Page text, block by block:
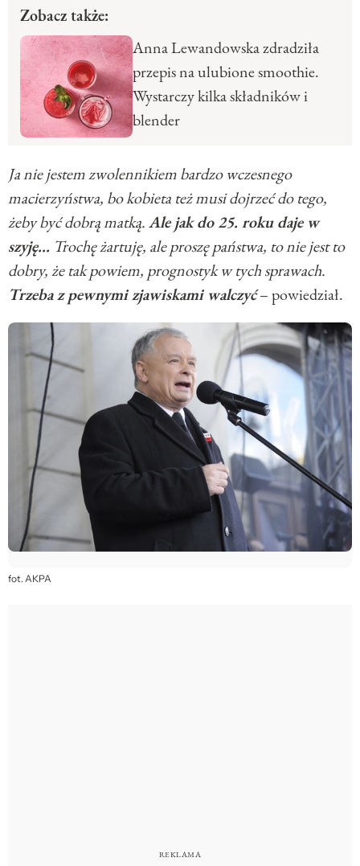
Zobacz także:
Anna Lewandowska zdradziła
przepis na ulubione smoothie.
Wystarczy kilka składników i
blender
Ja nie jestem zwolennikiem bardzo wczesnego
macierzyństwa, bo kobieta też musi dojrzeć do tego,
żeby być dobrą matką.Ale jak do 25. roku daje w
szyję... Trochę żartuję, ale proszę państwa, to nie jest to
dobry, że tak powiem, prognostyk w tych sprawach.
Trzeba z pewnymi zjawiskami walczyć– powiedział.
fot. AKPA